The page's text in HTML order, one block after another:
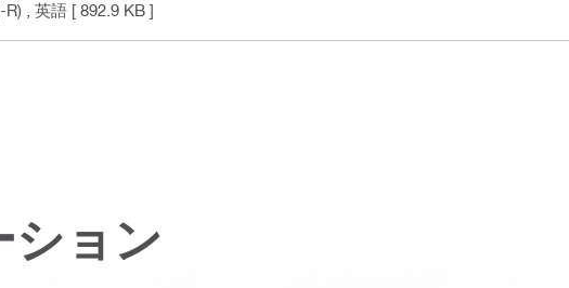
R) , 英語 [ 892.9 KB ]
ション